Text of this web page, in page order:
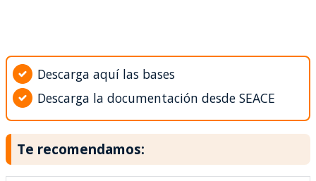
Descarga aquí las bases
Descarga la documentación desde SEACE
Te recomendamos: